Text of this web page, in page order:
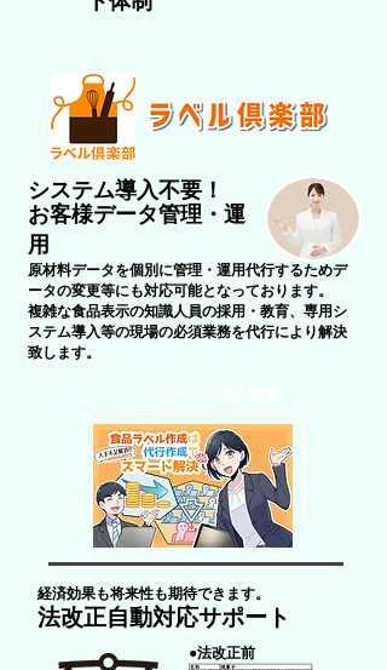
システム導入不要！
お客様データ管理・運
用
原材料データを個別に管理・運用代行するためデ
ータの変更等にも対応可能となっております。
複雑な食品表示の知識人員の採用・教育、専用シ
ステム導入等の現場の必須業務を代行により解決
致します。
経済効果も将来性も期待できます。
法改正自動対応サポート
​●法改正前